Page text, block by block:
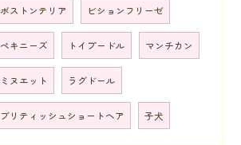
ボストンテリア ビションフリーゼ
ペキニーズ トイプードル マンチカン
ミヌエット ラグドール
ブリティッシュショートヘア 子犬